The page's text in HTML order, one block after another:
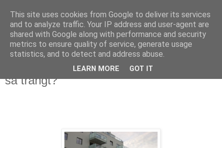
Politikus
tirsdag 12. april 2016
Hvorfor skal så mange bo øst i Oslo —
så trangt?
This site uses cookies from Google to deliver its services
and to analyze traffic. Your IP address and user-agent are
shared with Google along with performance and security
metrics to ensure quality of service, generate usage
statistics, and to detect and address abuse.
LEARN MORE GOT IT